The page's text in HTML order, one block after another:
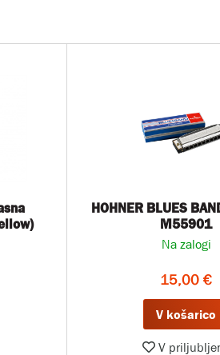
HOHNER BLUES
M55901
Na zalogi
15,00 €
V košarico
V